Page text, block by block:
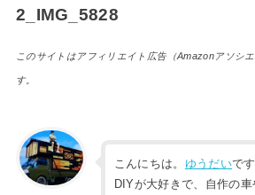
2_IMG_5828
このサイトはアフィリエイト広告（Amazonアソシ
す。
こんにちは。 ゆうだいです
DIYが大好きで、自作の